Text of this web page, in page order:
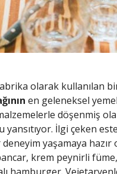
olarak kullanılan
en geleneksel
döşenmiş
yansıtıyor. İlgi çeken
deneyim yaşamaya
krem peynirli